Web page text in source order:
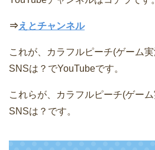
⇒えとチャンネル
これが、カラフルピーチ(ゲーム
SNSは？でYouTubeです。
これらが、カラフルピーチ(ゲー
SNSは？です。